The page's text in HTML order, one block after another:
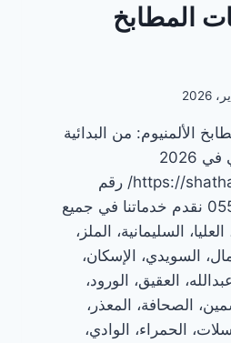
المطابخ
الألمنيوم: من البدائية
إلى الذكاء الاصطناعي في 2026
https://shatharosekitchens.com/ رقم
التواصل: 0557094290 نقدم خدماتنا في جميع
السليمانية، الملز،
السويدي، الإسكان،
العقيق، الورود،
الصحافة، المعذر،
الحمراء، الوادي،